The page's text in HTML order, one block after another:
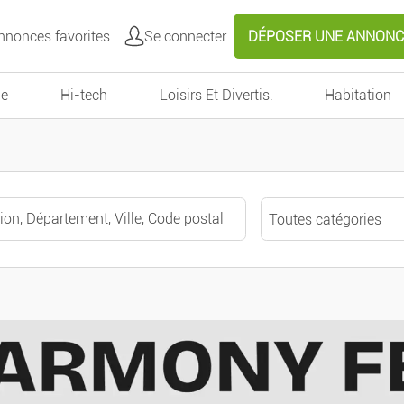
favorites Se connecter DÉPOSER UNE
Hi-tech Loisirs Et Divertis. Habitation
Effacer Valider
Toutes catégories
Toutes catégories
Voitures